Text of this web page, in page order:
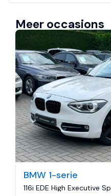
Meer occasions
BMW 1-serie
116i EDE High Executive